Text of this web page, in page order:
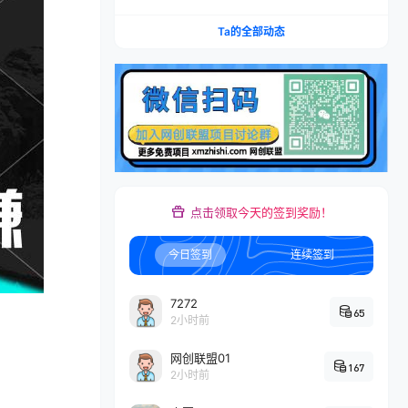
Ta的全部动态
点击领取今天的签到奖励！
今日签到 连续签到
7272
2小时前
65
网创联盟01
2小时前
167